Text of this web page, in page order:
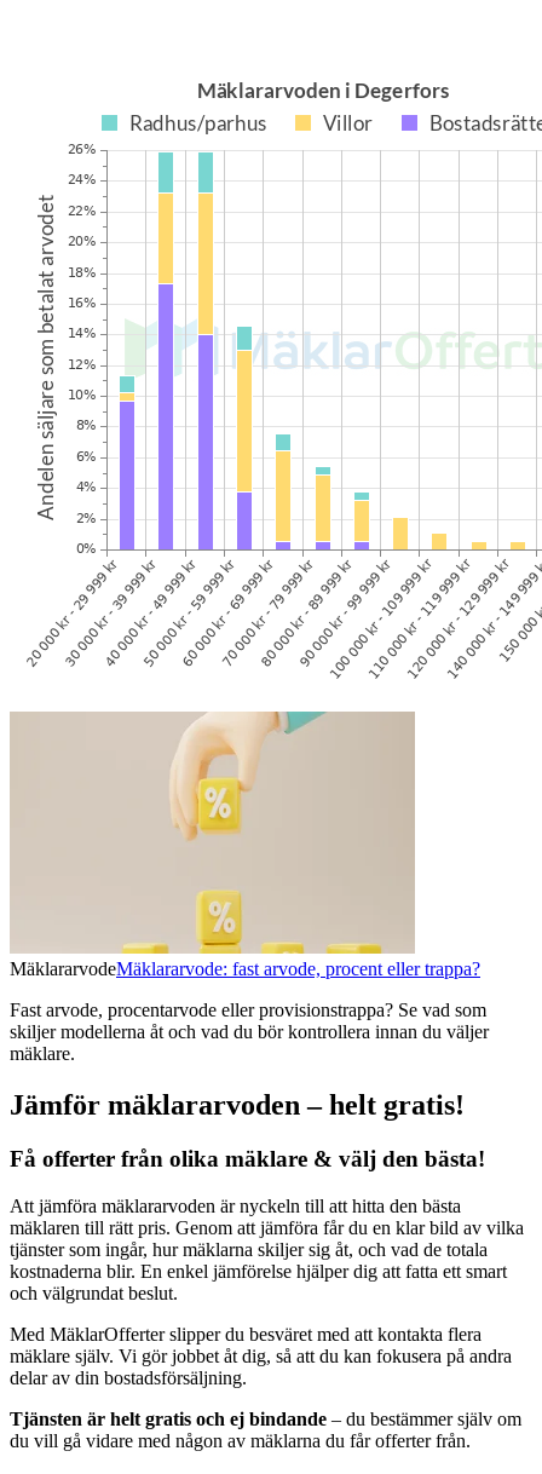
MäklararvodeMäklararvode: fast arvode, procent eller trappa?
Fast arvode, procentarvode eller provisionstrappa? Se vad som
skiljer modellerna åt och vad du bör kontrollera innan du väljer
mäklare.
Jämför mäklararvoden – helt gratis!
Få offerter från olika mäklare & välj den bästa!
Att jämföra mäklararvoden är nyckeln till att hitta den bästa
mäklaren till rätt pris. Genom att jämföra får du en klar bild av vilka
tjänster som ingår, hur mäklarna skiljer sig åt, och vad de totala
kostnaderna blir. En enkel jämförelse hjälper dig att fatta ett smart
och välgrundat beslut.
Med MäklarOfferter slipper du besväret med att kontakta flera
mäklare själv. Vi gör jobbet åt dig, så att du kan fokusera på andra
delar av din bostadsförsäljning.
Tjänsten är helt gratis och ej bindande – du bestämmer själv om
du vill gå vidare med någon av mäklarna du får offerter från.